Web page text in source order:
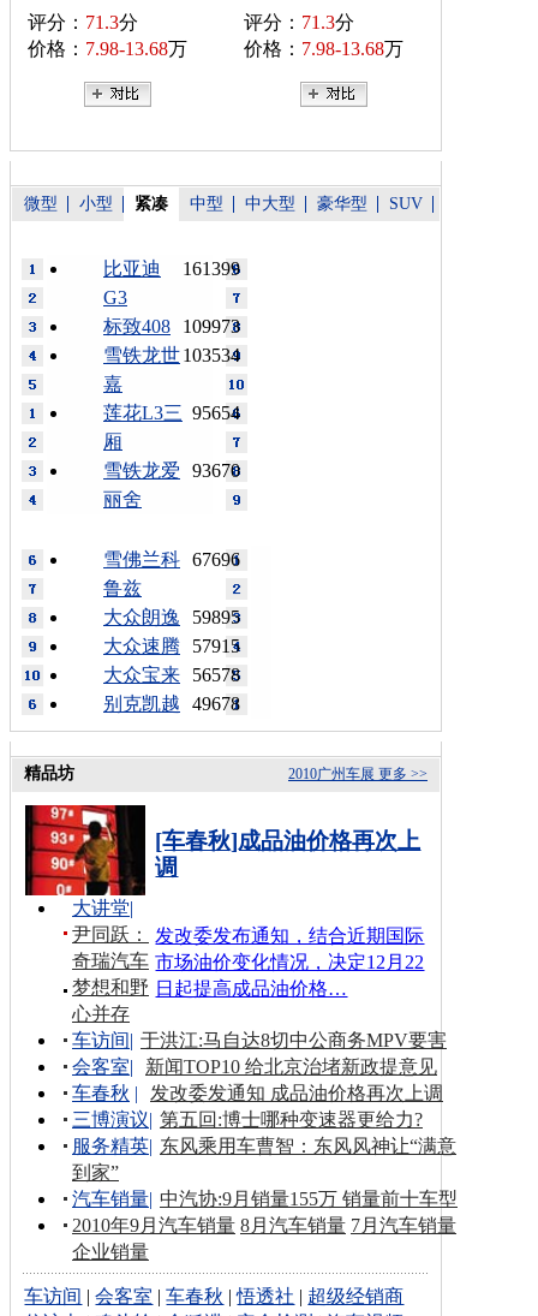
评分： 71.3分
价格： 7.98-13.68万
评分： 71.3分
价格： 7.98-13.68万
微型 小型 紧凑 中型 中大型 豪华型 SUV
161399
比亚迪
G3
109973
标致408
103534
雪铁龙世
嘉
95654
莲花L3三
厢
93670
雪铁龙爱
丽舍
67696
雪佛兰科
鲁兹
59895
大众朗逸
57915
大众速腾
56578
大众宝来
49678
别克凯越
更多 >>
2010广州车展
精品坊
[车春秋]成品油价格再次上
调
发改委发布通知，结合近期国际
市场油价变化情况，决定12月22
日起提高成品油价格…
大讲堂|
尹同跃：
奇瑞汽车
梦想和野
心并存
车访间| 于洪江:马自达8切中公商务MPV要害
会客室|
新闻TOP10 给北京治堵新政提意见
车春秋 |
发改委发通知 成品油价格再次上调
三博演议| 第五回:博士哪种变速器更给力?
服务精英| 东风乘用车曹智：东风风神让“满意
到家”
汽车销量| 中汽协:9月销量155万 销量前十车型
2010年9月汽车销量 8月汽车销量 7月汽车销量
企业销量
车访间 |会客室 |车春秋 |悟透社 | 超级经销商